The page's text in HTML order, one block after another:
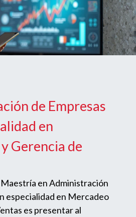
de Empresas
en
Gerencia de
en Administración
especialidad en Mercadeo
es presentar al